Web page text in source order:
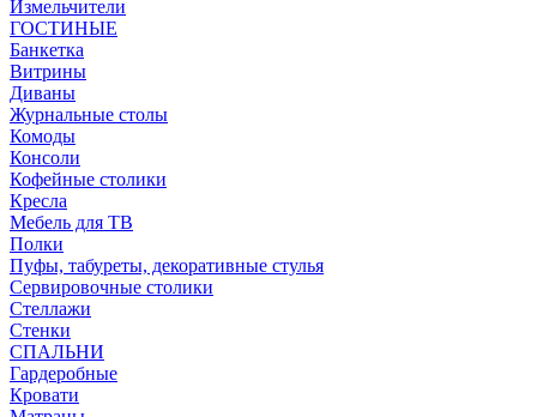
Измельчители
ГОСТИНЫЕ
Банкетка
Витрины
Диваны
Журнальные столы
Комоды
Консоли
Кофейные столики
Кресла
Мебель для ТВ
Полки
Пуфы, табуреты, декоративные стулья
Сервировочные столики
Стеллажи
Стенки
СПАЛЬНИ
Гардеробные
Кровати